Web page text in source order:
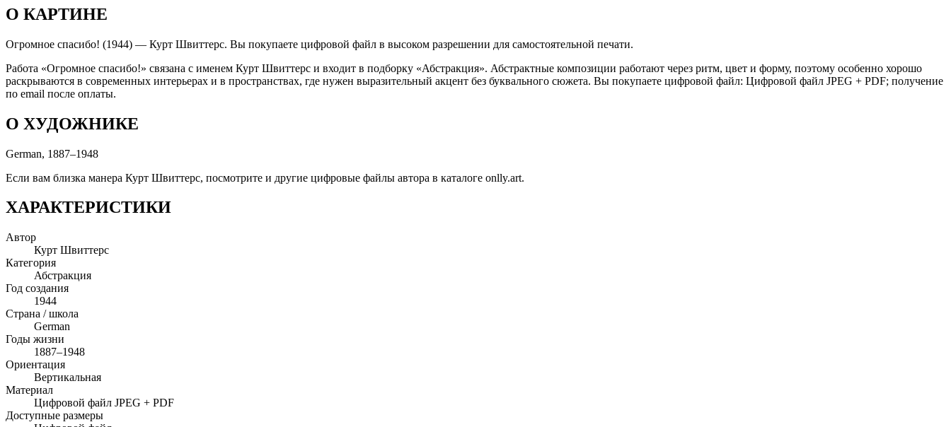
О КАРТИНЕ
Огромное спасибо! (1944) — Курт Швиттерс. Вы покупаете цифровой файл в высоком разрешении для самостоятельной печати.
Работа «Огромное спасибо!» связана с именем Курт Швиттерс и входит в подборку «Абстракция». Абстрактные композиции работают через ритм, цвет и форму, поэтому особенно хорошо
раскрываются в современных интерьерах и в пространствах, где нужен выразительный акцент без буквального сюжета. Вы покупаете цифровой файл: Цифровой файл JPEG + PDF; получение
по email после оплаты.
О ХУДОЖНИКЕ
German, 1887–1948
Если вам близка манера Курт Швиттерс, посмотрите и другие цифровые файлы автора в каталоге onlly.art.
ХАРАКТЕРИСТИКИ
Автор
Курт Швиттерс
Категория
Абстракция
Год создания
1944
Страна / школа
German
Годы жизни
1887–1948
Ориентация
Вертикальная
Материал
Цифровой файл JPEG + PDF
Доступные размеры